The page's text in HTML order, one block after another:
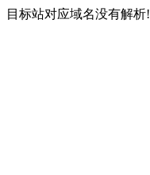
目标站对应域名没有解析!